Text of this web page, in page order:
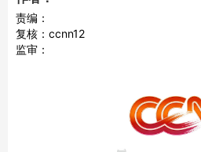
责编：
复核：ccnn12
监审：